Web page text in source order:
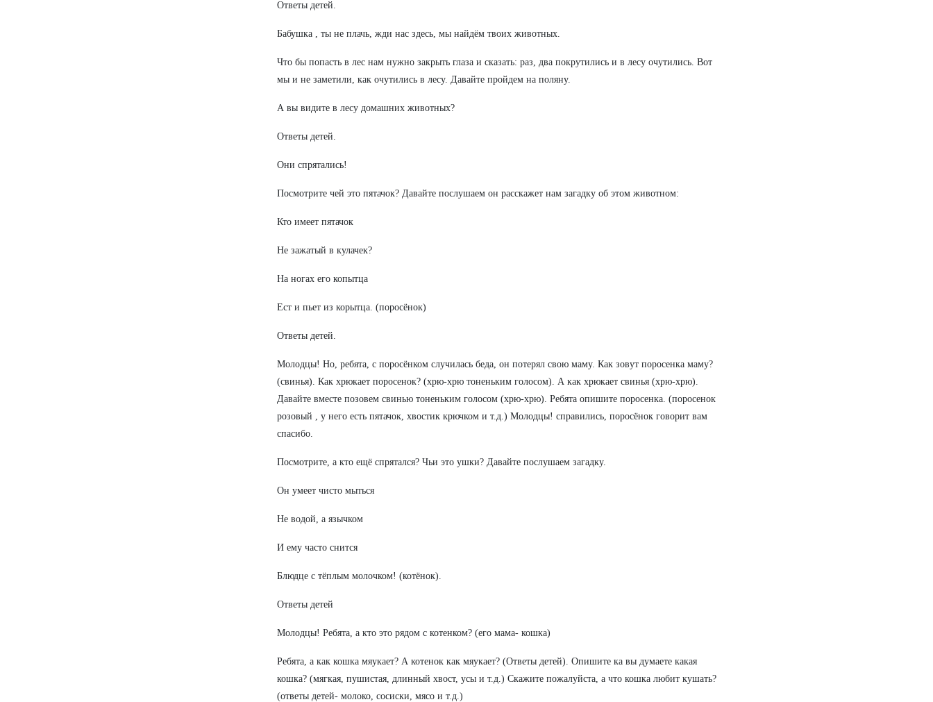
Ответы детей.
Бабушка , ты не плачь, жди нас здесь, мы найдём твоих животных.
Что бы попасть в лес нам нужно закрыть глаза и сказать: раз, два покрутились и в лесу очутились. Вот
мы и не заметили, как очутились в лесу. Давайте пройдем на поляну.
А вы видите в лесу домашних животных?
Ответы детей.
Они спрятались!
Посмотрите чей это пятачок? Давайте послушаем он расскажет нам загадку об этом животном:
Кто имеет пятачок
Не зажатый в кулачек?
На ногах его копытца
Ест и пьет из корытца. (поросёнок)
Ответы детей.
Молодцы! Но, ребята, с поросёнком случилась беда, он потерял свою маму. Как зовут поросенка маму?
(свинья). Как хрюкает поросенок? (хрю-хрю тоненьким голосом). А как хрюкает свинья (хрю-хрю).
Давайте вместе позовем свинью тоненьким голосом (хрю-хрю). Ребята опишите поросенка. (поросенок
розовый , у него есть пятачок, хвостик крючком и т.д.) Молодцы! справились, поросёнок говорит вам
спасибо.
Посмотрите, а кто ещё спрятался? Чьи это ушки? Давайте послушаем загадку.
Он умеет чисто мыться
Не водой, а язычком
И ему часто снится
Блюдце с тёплым молочком! (котёнок).
Ответы детей
Молодцы! Ребята, а кто это рядом с котенком? (его мама- кошка)
Ребята, а как кошка мяукает? А котенок как мяукает? (Ответы детей). Опишите ка вы думаете какая
кошка? (мягкая, пушистая, длинный хвост, усы и т.д.) Скажите пожалуйста, а что кошка любит кушать?
(ответы детей- молоко, сосиски, мясо и т.д.)